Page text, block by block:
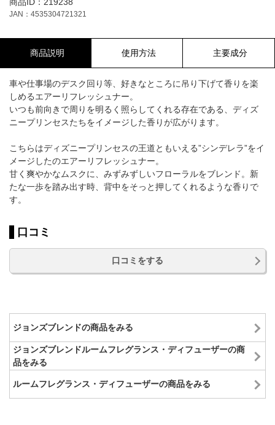
商品ID：219238
JAN：4535304721321
商品説明 使用方法 主要成分
車や仕事場のデスク回り等、好きなところに吊り下げて香りを楽
しめるエアーリフレッシュナー。
いつも前向きで周りを明るく照らしてくれる存在である、ディズ
ニープリンセスたちをイメージした香りが広がります。
こちらはディズニープリンセスの王道ともいえる”シンデレラ”をイ
メージしたのエアーリフレッシュナー。
甘く爽やかなムスクに、みずみずしいフローラルをブレンド。新
たな一歩を踏み出す時、背中をそっと押してくれるような香りで
す。
口コミ
口コミをする
ジョンズブレンドの商品をみる
ジョンズブレンドルームフレグランス・ディフューザーの商
品をみる
ルームフレグランス・ディフューザーの商品をみる